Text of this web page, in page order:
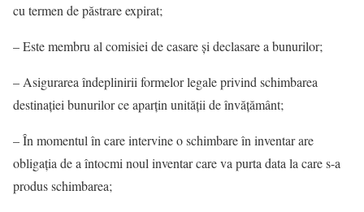
cu termen de păstrare expirat;
– Este membru al comisiei de casare şi declasare a bunurilor;
– Asigurarea îndeplinirii formelor legale privind schimbarea
destinaţiei bunurilor ce aparţin unităţii de învăţământ;
– În momentul în care intervine o schimbare în inventar are
obligaţia de a întocmi noul inventar care va purta data la care s-a
produs schimbarea;